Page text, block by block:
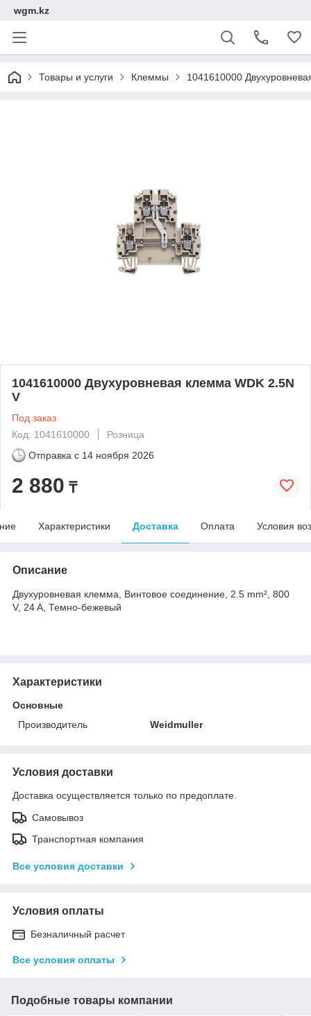
wgm.kz
Товары и услуги Клеммы 1041610000
1041610000 Двухуровневая клемма WDK 2.5N
V
Под заказ
Код: 1041610000
Розница
Отправка с 14 ноября 2026
2 880 ₸
Характеристики Доставка Оплата Условия
Описание
Двухуровневая клемма, Винтовое соединение, 2.5 mm², 800
V, 24 A, Темно-бежевый
Характеристики
Основные
Производитель
Weidmuller
Условия доставки
Доставка осуществляется только по предоплате.
Самовывоз
Транспортная компания
Все условия доставки
Условия оплаты
Безналичный расчет
Все условия оплаты
Подобные товары компании